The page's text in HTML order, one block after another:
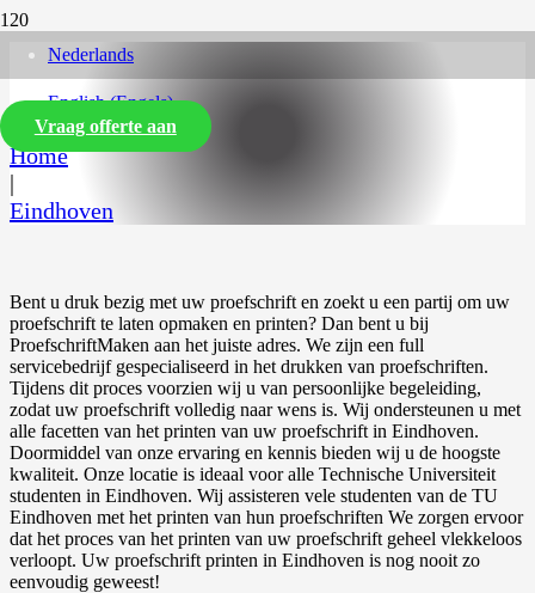
Nederlands
English(Engels)
Vraag offerte aan
Home
|
Eindhoven
Bent u druk bezig met uw proefschrift en zoekt u een partij om uw
proefschrift te laten opmaken en printen? Dan bent u bij
ProefschriftMaken aan het juiste adres. We zijn een full
servicebedrijf gespecialiseerd in het drukken van proefschriften.
Tijdens dit proces voorzien wij u van persoonlijke begeleiding,
zodat uw proefschrift volledig naar wens is. Wij ondersteunen u met
alle facetten van het printen van uw proefschrift in Eindhoven.
Doormiddel van onze ervaring en kennis bieden wij u de hoogste
kwaliteit. Onze locatie is ideaal voor alle Technische Universiteit
studenten in Eindhoven. Wij assisteren vele studenten van de TU
Eindhoven met het printen van hun proefschriften We zorgen ervoor
dat het proces van het printen van uw proefschrift geheel vlekkeloos
verloopt. Uw proefschrift printen in Eindhoven is nog nooit zo
eenvoudig geweest!